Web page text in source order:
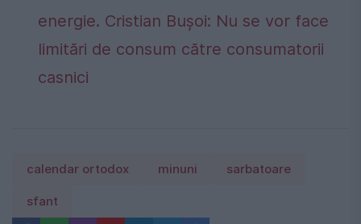
energie. Cristian Bușoi: Nu se vor face
limitări de consum către consumatorii
casnici
calendar ortodox minuni sarbatoare
sfant